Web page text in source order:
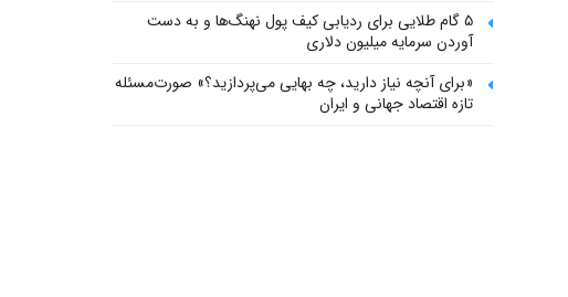
۵ گام طلایی برای ردیابی کیف پول‌ نهنگ‌ها و به دست
آوردن سرمایه میلیون دلاری
«برای آنچه نیاز دارید، چه بهایی می‌پردازید؟» صورت‌مسئله
تازه اقتصاد جهانی و ایران